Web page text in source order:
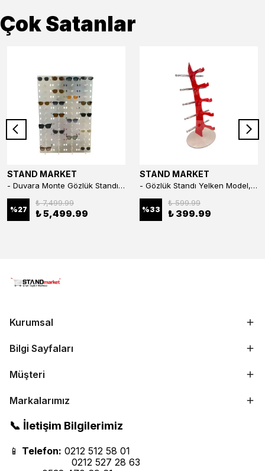
Çok Satanlar
STAND MARKET
- Duvara Monte Gözlük Standı 56'li Pleksi Glass | 99x67 cm Gözlük Teşhir Standı
%27
₺ 7,499.99
₺ 5,499.99
STAND MARKET
- Gözlük Standı Yelken Model, 5 Gözlük Kapasiteli Standı Kırmızı
%33
₺ 599.99
₺ 399.99
Kurumsal
Bilgi Sayfaları
Müşteri
Markalarımız
📞 İletişim Bilgilerimiz
📱 Telefon: 0212 512 58 01
0212 527 28 63